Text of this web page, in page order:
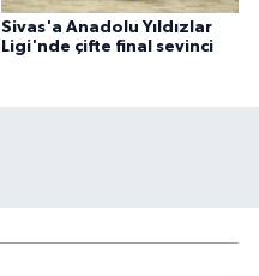
Sivas'a Anadolu Yıldızlar
Ligi'nde çifte final sevinci